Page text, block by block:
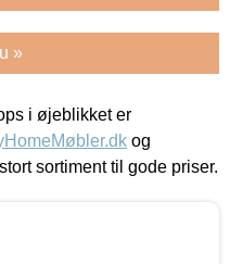
»
i øjeblikket er
og
sortiment til gode priser.